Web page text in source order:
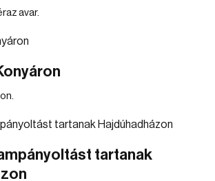
avar.
tartanak